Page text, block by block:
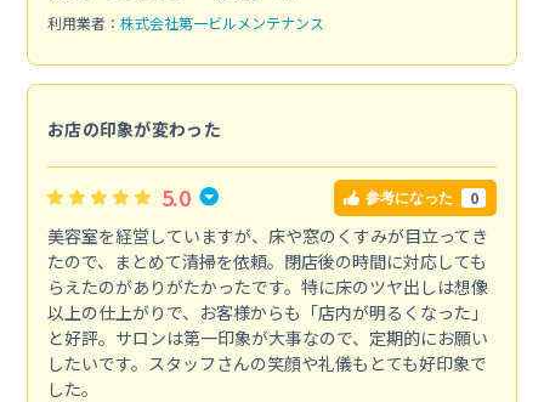
利用業者： 株式会社第一ビルメンテナンス
お店の印象が変わった
5.0 参考になった 0
美容室を経営していますが、床や窓のくすみが目立ってき
たので、まとめて清掃を依頼。閉店後の時間に対応しても
らえたのがありがたかったです。特に床のツヤ出しは想像
以上の仕上がりで、お客様からも「店内が明るくなった」
と好評。サロンは第一印象が大事なので、定期的にお願い
したいです。スタッフさんの笑顔や礼儀もとても好印象で
した。